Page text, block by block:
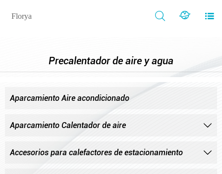
Florya   
Precalentador de aire y agua
Aparcamiento Aire acondicionado
Aparcamiento Calentador de aire 
Accesorios para calefactores de estacionamiento 